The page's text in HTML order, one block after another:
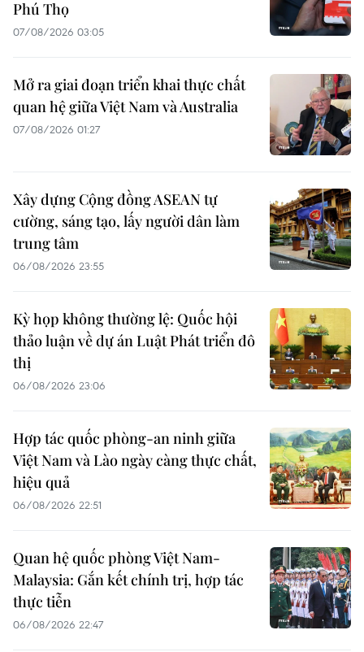
Phú Thọ
07/08/2026 03:05
Mở ra giai đoạn triển khai thực chất
quan hệ giữa Việt Nam và Australia
07/08/2026 01:27
Xây dựng Cộng đồng ASEAN tự
cường, sáng tạo, lấy người dân làm
trung tâm
06/08/2026 23:55
Kỳ họp không thường lệ: Quốc hội
thảo luận về dự án Luật Phát triển đô
thị
06/08/2026 23:06
Hợp tác quốc phòng-an ninh giữa
Việt Nam và Lào ngày càng thực chất,
hiệu quả
06/08/2026 22:51
Quan hệ quốc phòng Việt Nam-
Malaysia: Gắn kết chính trị, hợp tác
thực tiễn
06/08/2026 22:47